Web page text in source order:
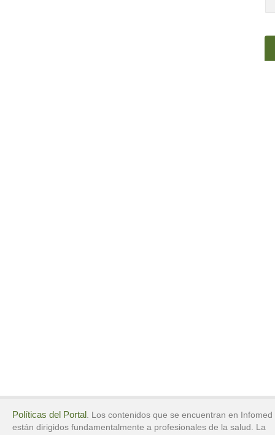
Políticas del Portal. Los contenidos que se encuentran en Infomed
están dirigidos fundamentalmente a profesionales de la salud. La